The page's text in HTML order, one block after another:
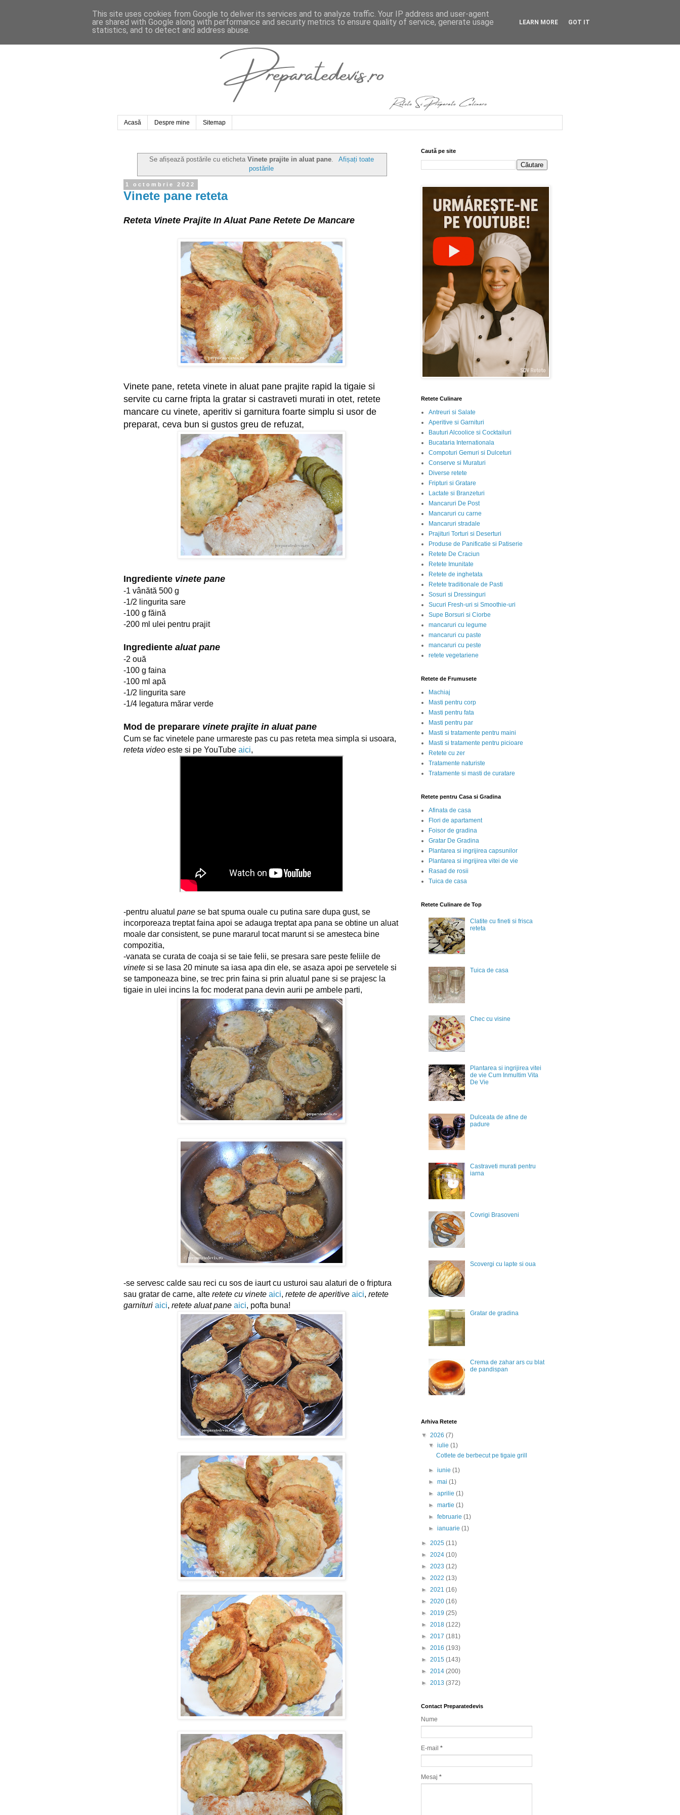
Acasă Despre mine Sitemap
Se afișează postările cu etichetaVinete prajite in aluat pane.
Afișați toate
postările
1 octombrie 2022
Vinete pane reteta
Reteta Vinete Prajite In Aluat Pane Retete De Mancare
Vinete pane, reteta vinete in aluat pane prajite rapid la tigaie si
servite cu carne fripta la gratar si castraveti murati in otet, retete
mancare cu vinete, aperitiv si garnitura foarte simplu si usor de
preparat, ceva bun si gustos greu de refuzat,
Ingrediente vinete pane
-1 vânătă 500 g
-1/2 lingurita sare
-100 g făină
-200 ml ulei pentru prajit
Ingrediente aluat pane
-2 ouă
-100 g faina
-100 ml apă
-1/2 lingurita sare
-1/4 legatura mărar verde
Mod de preparare vinete prajite in aluat pane
reteta video este si pe YouTube aici,
-pentru aluatul pane se bat spuma ouale cu putina sare dupa gust, se
incorporeaza treptat faina apoi se adauga treptat apa pana se obtine un aluat
moale dar consistent, se pune mararul tocat marunt si se amesteca bine
compozitia,
-vanata se curata de coaja si se taie felii,
vinete si se lasa 20 minute sa iasa apa din ele, se asaza apoi pe servetele si
se tamponeaza bine, se trec prin faina si prin aluatul pane si se prajesc la
tigaie in ulei incins la foc moderat pana devin aurii pe ambele parti,
-se servesc calde sau reci cu sos de iaurt cu usturoi sau alaturi de o friptura
sau gratar de carne, a lte retete cu vinete aici, retete de aperitive aici, retete
garnituri aici, retete aluat pane aici, pofta buna!
Caută pe site
Retete Culinare
Antreuri si Salate
Aperitive si Garnituri
Bauturi Alcoolice si Cocktailuri
Bucataria Internationala
Compoturi Gemuri si Dulceturi
Conserve si Muraturi
Diverse retete
Fripturi si Gratare
Lactate si Branzeturi
Mancaruri De Post
Mancaruri cu carne
Mancaruri stradale
Prajituri Torturi si Deserturi
Produse de Panificatie si Patiserie
Retete De Craciun
Retete Imunitate
Retete de inghetata
Retete traditionale de Pasti
Sosuri si Dressinguri
Sucuri Fresh-uri si Smoothie-uri
Supe Borsuri si Ciorbe
mancaruri cu legume
mancaruri cu paste
mancaruri cu peste
retete vegetariene
Retete de Frumusete
Machiaj
Masti pentru corp
Masti pentru fata
Masti pentru par
Masti si tratamente pentru maini
Masti si tratamente pentru picioare
Retete cu zer
Tratamente naturiste
Tratamente si masti de curatare
Retete pentru Casa si Gradina
Afinata de casa
Flori de apartament
Foisor de gradina
Gratar De Gradina
Plantarea si ingrijirea capsunilor
Plantarea si ingrijirea vitei de vie
Rasad de rosii
Tuica de casa
Retete Culinare de Top
Clatite cu fineti si frisca
reteta
Tuica de casa
Chec cu visine
Plantarea si ingrijirea vitei
de vie Cum Inmultim Vita
De Vie
Dulceata de afine de
padure
Castraveti murati pentru
iarna
Covrigi Brasoveni
Scovergi cu lapte si oua
Gratar de gradina
Crema de zahar ars cu blat
de pandispan
Arhiva Retete
▼ 2026 (7)
▼iulie(1)
Cotlete de berbecut pe tigaie grill
►iunie(1)
►mai(1)
►aprilie(1)
►martie(1)
►februarie(1)
►ianuarie(1)
► 2025 (11)
► 2024 (10)
► 2023 (12)
► 2022 (13)
► 2021 (16)
► 2020 (16)
► 2019 (25)
► 2018 (122)
► 2017 (181)
► 2016 (193)
► 2015 (143)
► 2014 (200)
► 2013 (372)
Contact Preparatedevis
Nume
E-mail *
Mesaj *
This site uses cookies from Google to deliver its services and to analyze traffic. Your IP address and user-agent
are shared with Google along with performance and security metrics to ensure quality of service, generate usage
statistics, and to detect and address abuse.
LEARN MORE GOT IT